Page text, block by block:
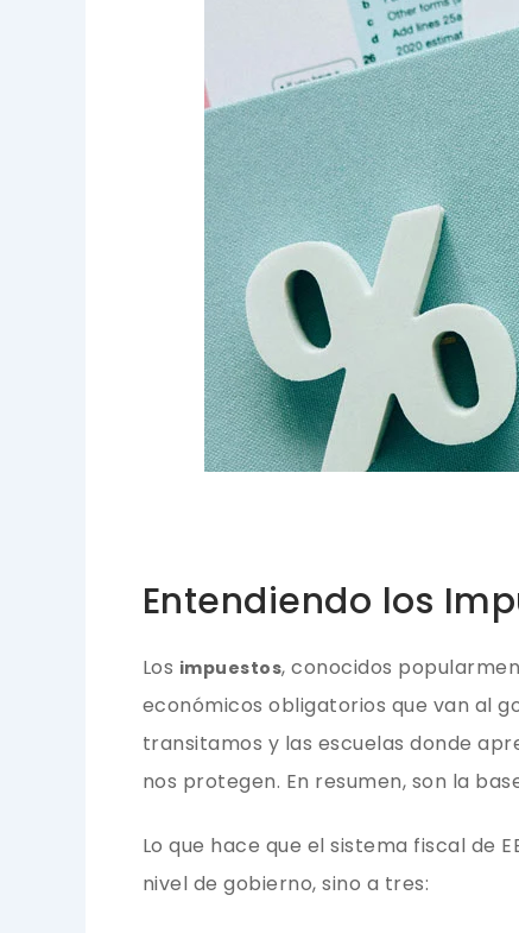
Entendiendo los
Los impuestos, conocidos
económicos obligatorios que van al
transitamos y las escuelas donde
nos protegen. En resumen, son la
Lo que hace que el sistema fiscal de
nivel de gobierno, sino a tres: